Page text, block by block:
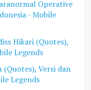
Operative
- Mobile
Hikari (Quotes),
Legends
Versi dan
Legends